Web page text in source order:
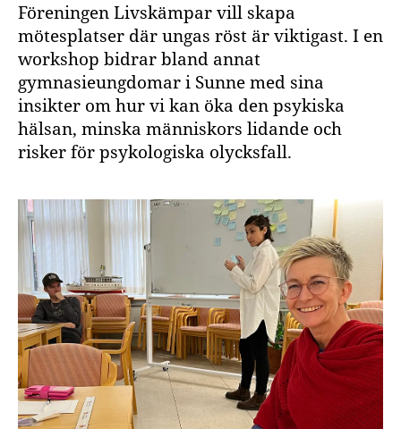
Föreningen Livskämpar vill skapa
mötesplatser där ungas röst är viktigast. I en
workshop bidrar bland annat
gymnasieungdomar i Sunne med sina
insikter om hur vi kan öka den psykiska
hälsan, minska människors lidande och
risker för psykologiska olycksfall.